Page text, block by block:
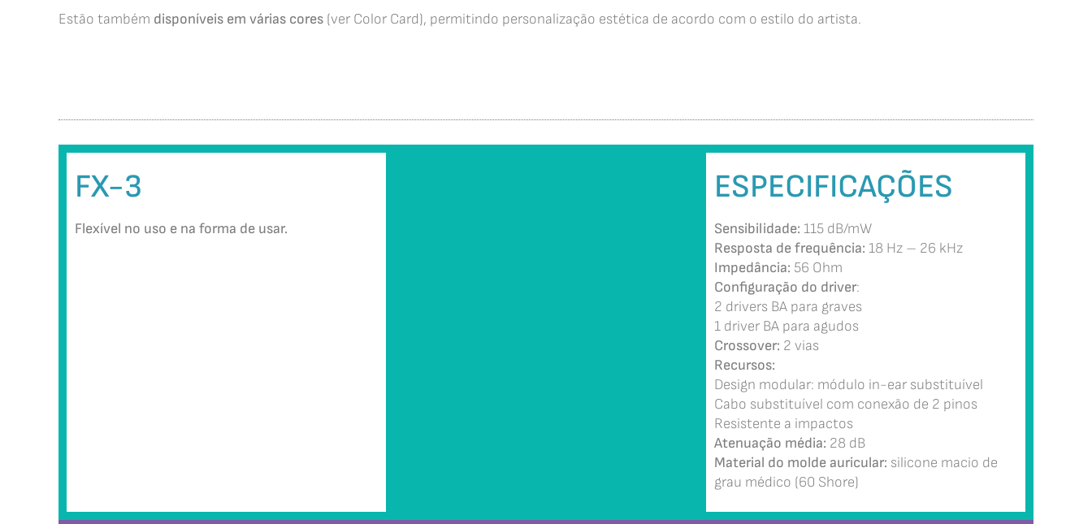
Estão também disponíveis em várias cores (ver Color Card), permitindo personalização estética de acordo com o estilo do artista.
FX-3
Flexível no uso e na forma de usar.
ESPECIFICAÇÕES
Sensibilidade: 115 dB/mW
Resposta de frequência: 18 Hz – 26 kHz
Impedância: 56 Ohm
Configuração do driver:
2 drivers BA para graves
1 driver BA para agudos
Crossover: 2 vias
Recursos:
Design modular: módulo in-ear substituível
Cabo substituível com conexão de 2 pinos
Resistente a impactos
Atenuação média: 28 dB
Material do molde auricular: silicone macio de
grau médico (60 Shore)